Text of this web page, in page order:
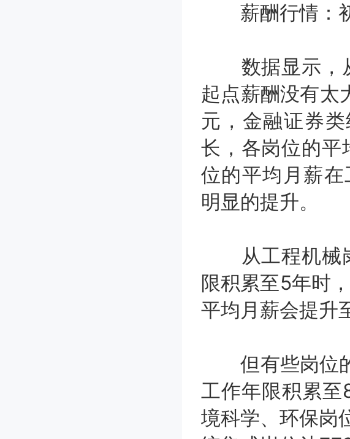
薪酬行情：
数据显示，从
起点薪酬没有
元，金融证券
长，各岗位的平
位的平均月薪
明显的提升。
从工程机械岗
限积累至5年时
平均月薪会提升
但有些岗位的
工作年限积累
境科学、环保岗